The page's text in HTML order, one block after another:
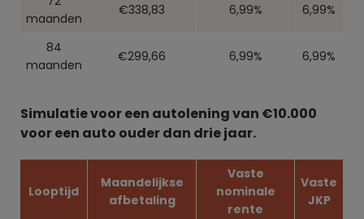
maanden
€338,83 6,99% 6,99%
84
maanden
€299,66 6,99% 6,99%
Simulatie voor een autolening van €10.000
voor een auto ouder dan drie jaar.
Looptijd
Maandelijkse
afbetaling
Vaste
nominale
rente
Vaste
JKP